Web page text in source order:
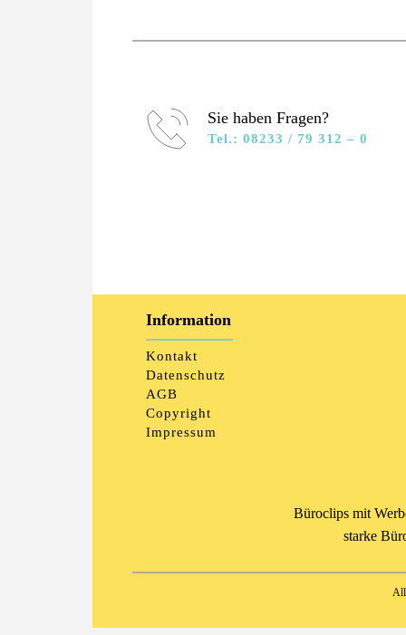
Sie haben Fragen?
Tel.: 08233 / 79 312 – 0
Information
Kontakt
Datenschutz
AGB
Copyright
Impressum
Büroclips mit
starke